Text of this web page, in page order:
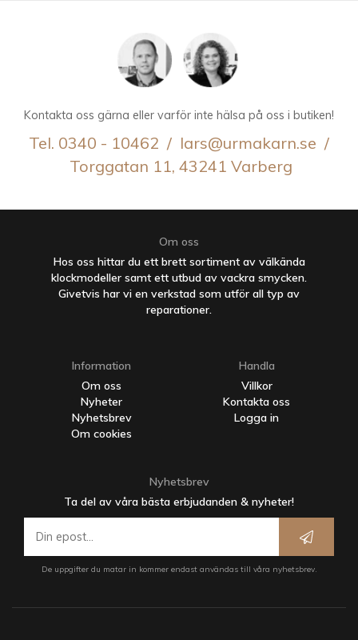
Kontakta oss gärna eller varför inte hälsa på oss i butiken!
Tel. 0340 - 10462 / lars@urmakarn.se /
Torggatan 11, 43241 Varberg
Om oss
Hos oss hittar du ett brett sortiment av välkända
klockmodeller samt ett utbud av vackra smycken.
Givetvis har vi en verkstad som utför all typ av
reparationer.
Information
Om oss
Nyheter
Nyhetsbrev
Om cookies
Handla
Villkor
Kontakta oss
Logga in
Nyhetsbrev
Ta del av våra bästa erbjudanden & nyheter!
De uppgifter du matar in kommer endast användas till våra nyhetsbrev.